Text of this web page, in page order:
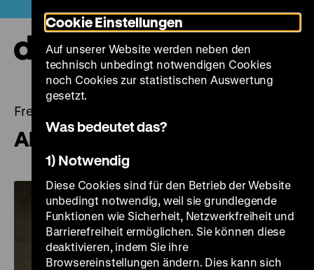
zum
Seiteninhalt
springen
Freitag, 14. Dezember 2018, 21.00 - 00.00 Uhr
Alma Mater
Cookie Einstellungen
Auf unserer Website werden neben den
technisch unbedingt notwendigen Cookies
noch Cookies zur statistischen Auswertung
gesetzt.
Was bedeutet das?
1) Notwendig
Diese Cookies sind für den Betrieb der Website
unbedingt notwendig, weil sie grundlegende
Funktionen wie Sicherheit, Netzwerkfreiheit und
Barrierefreiheit ermöglichen. Sie können diese
deaktivieren, indem Sie ihre
Browsereinstellungen ändern. Dies kann sich